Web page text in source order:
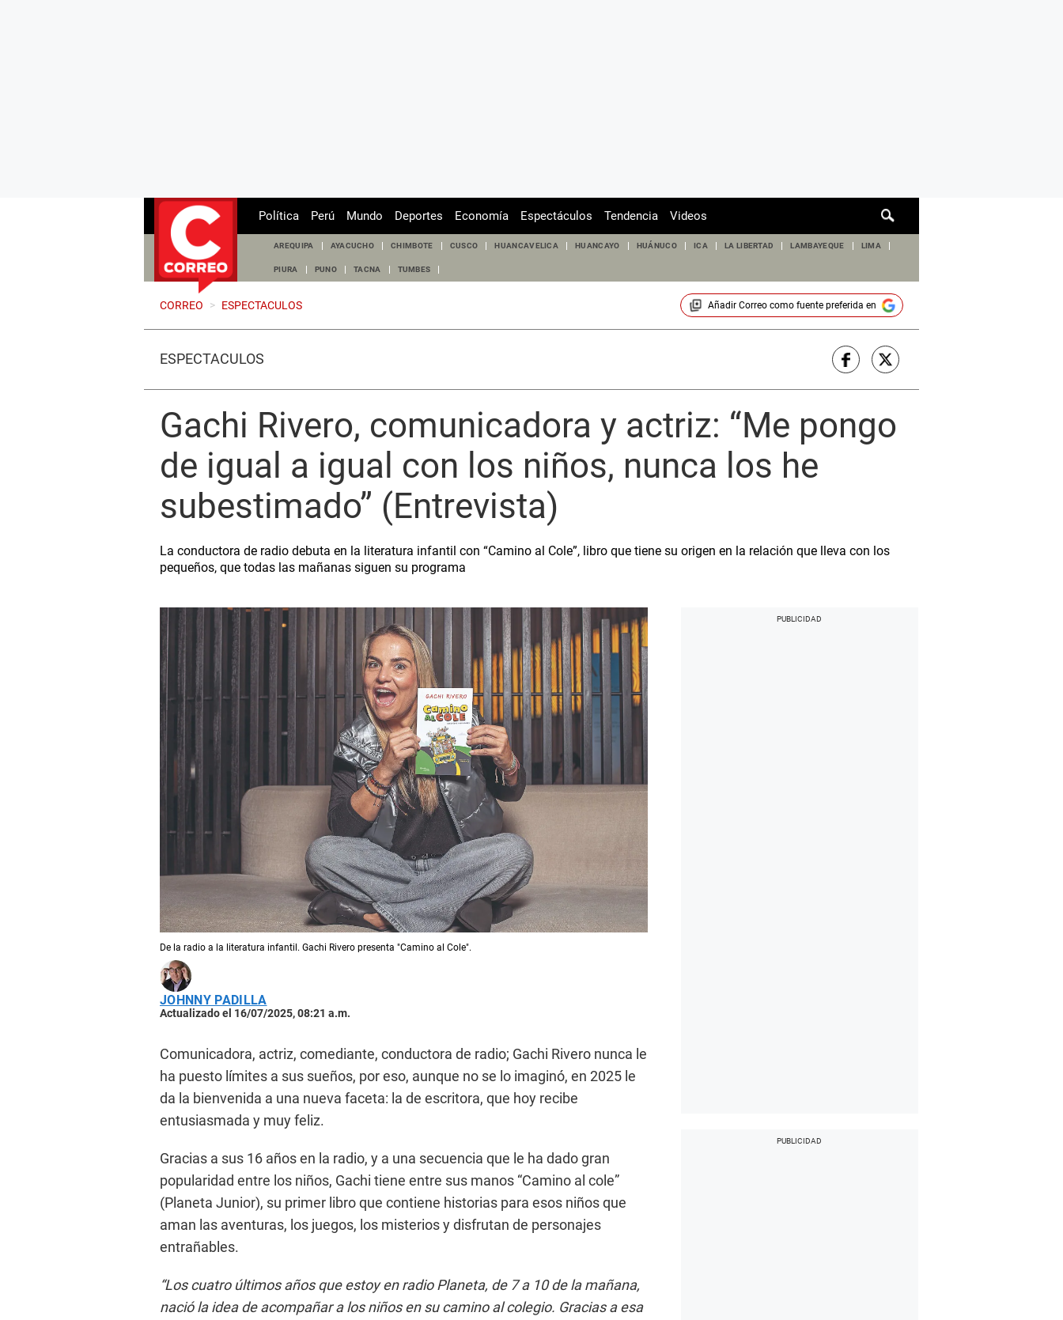
de
Política Perú Mundo Deportes Economía Espectáculos Tendencia Videos
AREQUIPA AYACUCHO CHIMBOTE CUSCO HUANCAVELICA HUANCAYO HUÁNUCO ICA LA LIBERTAD LAMBAYEQUE LIMA
PIURA PUNO TACNA TUMBES
CORREO > ESPECTACULOS Añadir Correocomo fuente preferida en
ESPECTÁCULOS
Gachi Rivero, comunicadora y actriz: “Me pongo
de igual a igual con los niños, nunca los he
subestimado” (Entrevista)
La conductora de radio debuta en la literatura infantil con “Camino al Cole”, libro que tiene su origen en la relación que lleva con los
pequeños, que todas las mañanas siguen su programa
De la radio a la literatura infantil. Gachi Rivero presenta "Camino al Cole".
JOHNNY PADILLA
Actualizado el 16/07/2025, 08:21 a.m.
Comunicadora, actriz, comediante, conductora de radio; Gachi Rivero nunca le
ha puesto límites a sus sueños, por eso, aunque no se lo imaginó, en 2025 le
da la bienvenida a una nueva faceta: la de escritora, que hoy recibe
entusiasmada y muy feliz.
Gracias a sus 16 años en la radio, y a una secuencia que le ha dado gran
popularidad entre los niños, Gachi tiene entre sus manos “Camino al cole”
(Planeta Junior), su primer libro que contiene historias para esos niños que
aman las aventuras, los juegos, los misterios y disfrutan de personajes
entrañables.
“Los cuatro últimos años que estoy en radio Planeta, de 7 a 10 de la mañana,
nació la idea de acompañar a los niños en su camino al colegio. Gracias a esa